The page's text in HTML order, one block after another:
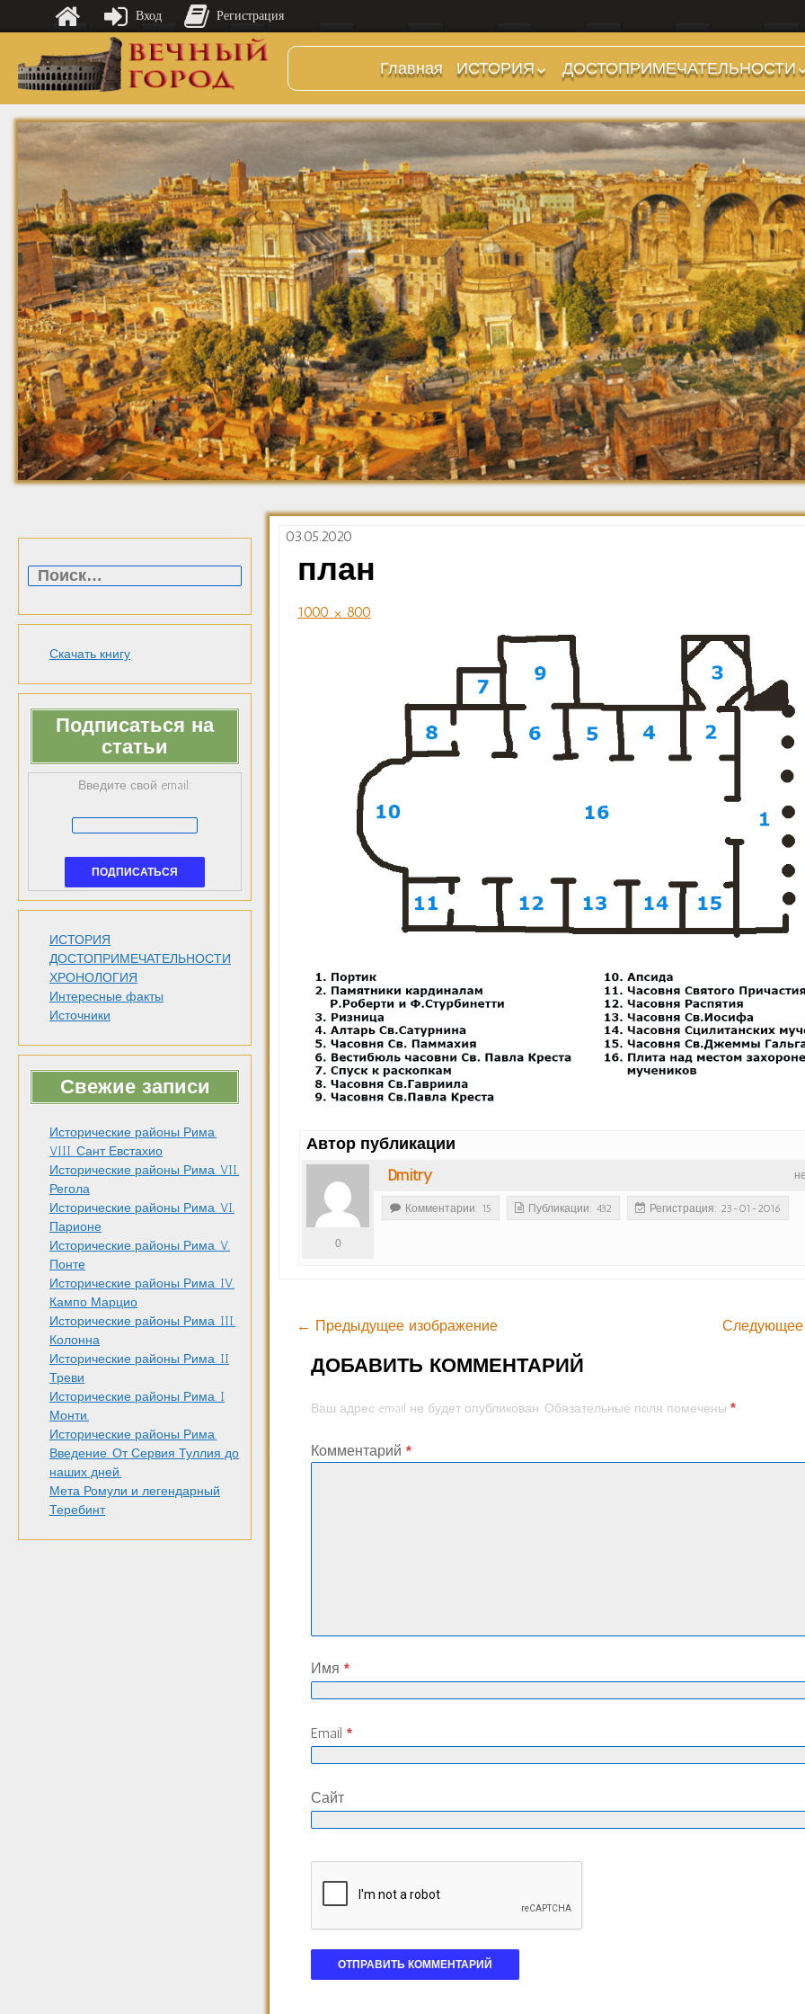
Главная
ИСТОРИЯ
Предыстория
Царский период
(753-509 гг до н.э.)
Ранняя Республика
(509-265 гг до н.э.)
Поздняя Республика
(264-27 гг до н.э.)
Империя. Принципат
(27 г до н.э. — 284 г
н.э.)
Империя. Доминат
(284-476 гг)
Темные Века. Готы
Темные Века.
Экзархат
Средневековье
Возрождение и
Барокко
ДОСТОПРИМЕЧАТЕЛЬНОСТИ
Холмы и остров.
Районы
Форумы, Площади,
Дороги
Стадионы, Термы
Музеи
Дохристианские
храмы
Христианские храмы,
базилики etc.
Дворцы
Арки, колонны и
обелиски
Фонтаны
Скачать книгу
Подписаться на
статьи
Введите свой email:
ИСТОРИЯ
ДОСТОПРИМЕЧАТЕЛЬНОСТИ
ХРОНОЛОГИЯ
Интересные факты
Источники
Свежие записи
Исторические районы Рима.
VIII. Сант Евстахио
Исторические районы Рима. VII.
Регола
Исторические районы Рима. VI.
Парионе
Исторические районы Рима. V.
Понте
Исторические районы Рима. IV.
Кампо Марцио
Исторические районы Рима. III.
Колонна
Исторические районы Рима. II
Треви
Исторические районы Рима. I
Монти.
Исторические районы Рима.
Введение. От Сервия Туллия до
наших дней.
Мета Ромули и легендарный
Теребинт
03.05.2020
план
1000 × 800
Автор публикации
Dmitry
0
Комментарии: 15 Публикации: 432 Регистрация: 23-01-2016
← Предыдущее изображение Следующее
ДОБАВИТЬ КОММЕНТАРИЙ
Ваш адрес email не будет опубликован. Обязательные поля помечены*
Комментарий*
Имя*
Email*
Сайт
Вход Регистрация